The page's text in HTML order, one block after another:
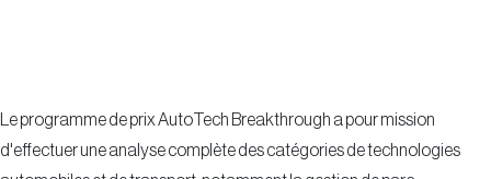
Le programme de prix AutoTech Breakthrough a pour mission
d'effectuer une analyse complète des catégories de technologies